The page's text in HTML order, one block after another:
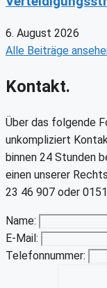
6. August 2026
Alle Beiträge
Kontakt.
Über das folgende
unkompliziert
binnen 24 Stunden
einen unserer
23 46 907 oder
Name:
E-Mail:
Telefonnummer: